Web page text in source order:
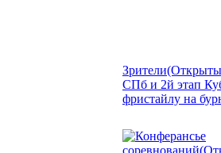
СПб и 2й этап
фристайлу на